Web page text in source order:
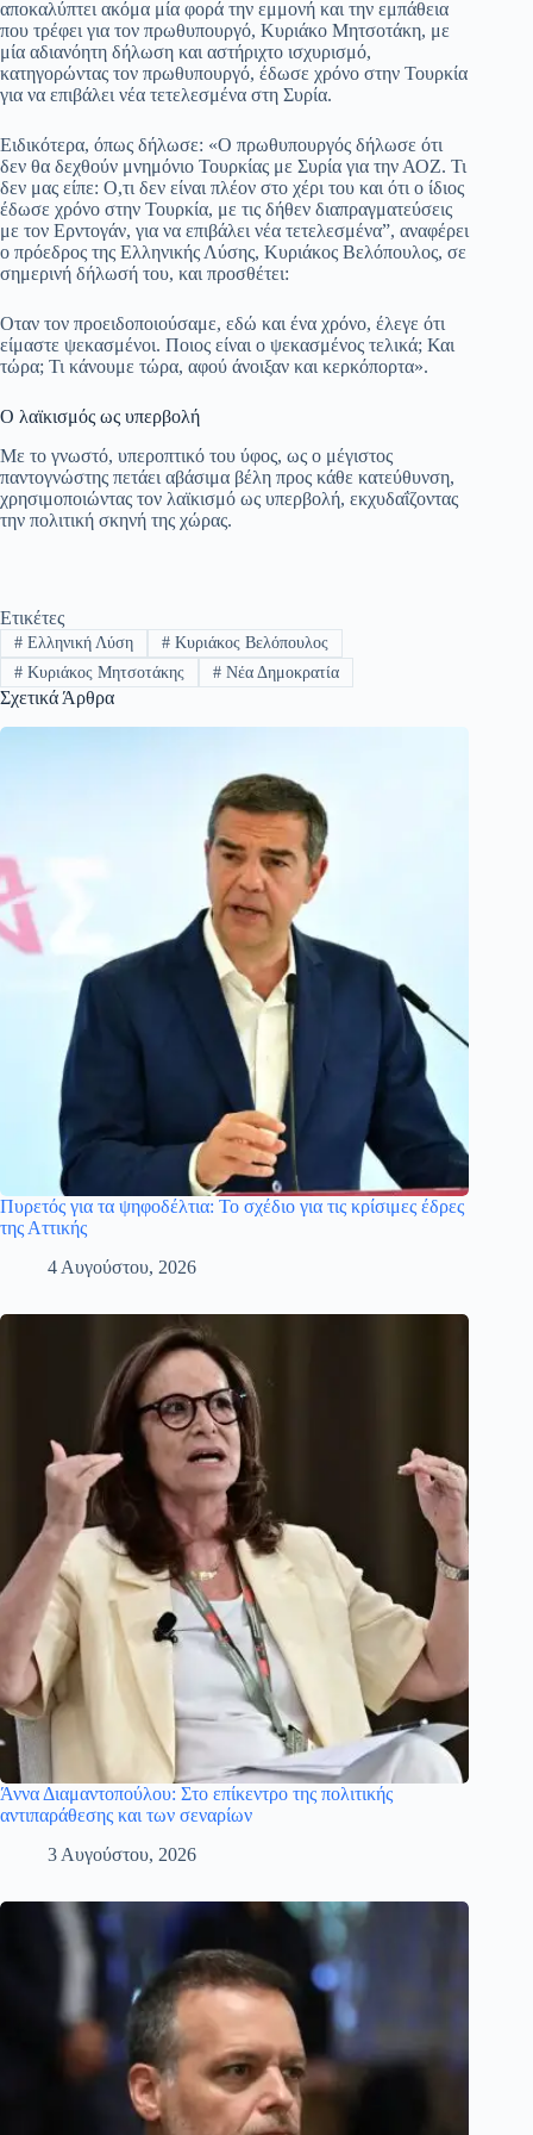
pp
m
στ
εί
αποκαλύπτει ακόμα μία φορά την εμμονή και την εμπάθεια
που τρέφει για τον πρωθυπουργό, Κυριάκο Μητσοτάκη, με
μία αδιανόητη δήλωση και αστήριχτο ισχυρισμό,
κατηγορώντας τον πρωθυπουργό, έδωσε χρόνο στην Τουρκία
για να επιβάλει νέα τετελεσμένα στη Συρία.
Ειδικότερα, όπως δήλωσε: «Ο πρωθυπουργός δήλωσε ότι
δεν θα δεχθούν μνημόνιο Τουρκίας με Συρία για την ΑΟΖ. Τι
δεν μας είπε: Ο,τι δεν είναι πλέον στο χέρι του και ότι ο ίδιος
έδωσε χρόνο στην Τουρκία, με τις δήθεν διαπραγματεύσεις
με τον Ερντογάν, για να επιβάλει νέα τετελεσμένα”, αναφέρει
ο πρόεδρος της Ελληνικής Λύσης, Κυριάκος Βελόπουλος, σε
σημερινή δήλωσή του, και προσθέτει:
Οταν τον προειδοποιούσαμε, εδώ και ένα χρόνο, έλεγε ότι
είμαστε ψεκασμένοι. Ποιος είναι ο ψεκασμένος τελικά; Και
τώρα; Τι κάνουμε τώρα, αφού άνοιξαν και κερκόπορτα».
Ο λαϊκισμός ως υπερβολή
Με το γνωστό, υπεροπτικό του ύφος, ως ο μέγιστος
παντογνώστης πετάει αβάσιμα βέλη προς κάθε κατεύθυνση,
χρησιμοποιώντας τον λαϊκισμό ως υπερβολή, εκχυδαΐζοντας
την πολιτική σκηνή της χώρας.
Ετικέτες
#Ελληνική Λύση #Κυριάκος Βελόπουλος
#Κυριάκος Μητσοτάκης #Νέα Δημοκρατία
Σχετικά Άρθρα
Πυρετός για τα ψηφοδέλτια: Το σχέδιο για τις κρίσιμες έδρες
της Αττικής
4 Αυγούστου, 2026
Άννα Διαμαντοπούλου: Στο επίκεντρο της πολιτικής
αντιπαράθεσης και των σεναρίων
3 Αυγούστου, 2026